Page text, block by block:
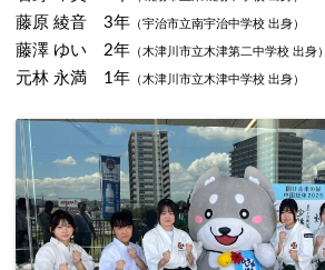
藤原 綾音 3年 （宇治市立南宇治中学校 出身）
藤澤 ゆい 2年 （木津川市立木津第二中学校 出身）
元林 永満 1年 （木津川市立木津中学校 出身）